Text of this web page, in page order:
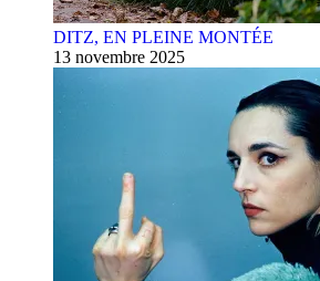
DITZ, EN PLEINE MONTÉE
13 novembre 2025